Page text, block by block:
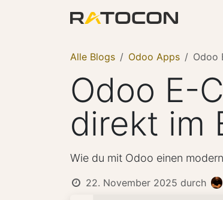
Alle Blogs Odoo Apps Odoo
Odoo E-
direkt im
Wie du mit Odoo einen
22. November 2025 durch